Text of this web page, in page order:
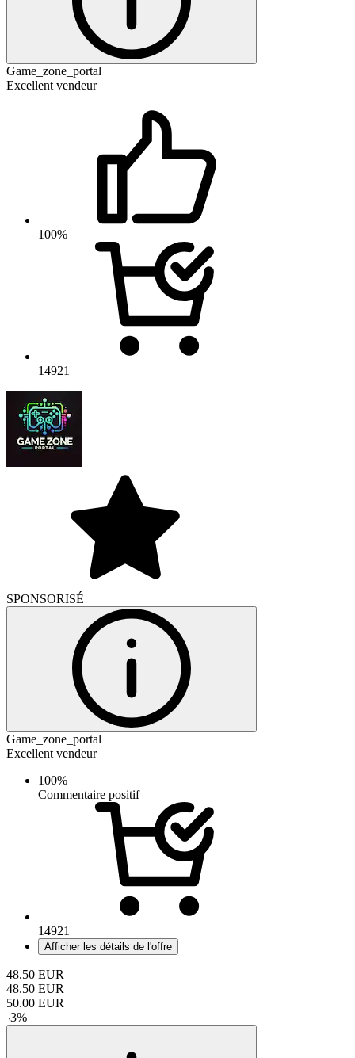
Game_zone_portal
Excellent vendeur
100%
14921
SPONSORISÉ
Game_zone_portal
Excellent vendeur
100%
Commentaire positif
14921
Afficher les détails de l'offre
48.50 EUR
48.50 EUR
50.00 EUR
-3%